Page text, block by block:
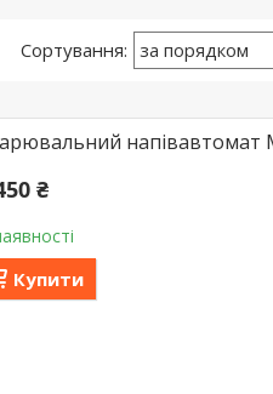
напівавтомат
₴
Купити